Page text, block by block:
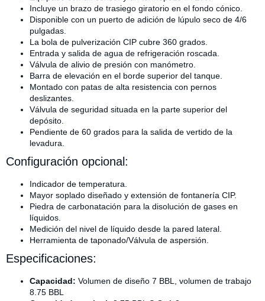
Incluye un brazo de trasiego giratorio en el fondo cónico.
Disponible con un puerto de adición de lúpulo seco de 4/6
pulgadas.
La bola de pulverización CIP cubre 360 grados.
Entrada y salida de agua de refrigeración roscada.
Válvula de alivio de presión con manómetro.
Barra de elevación en el borde superior del tanque.
Montado con patas de alta resistencia con pernos
deslizantes.
Válvula de seguridad situada en la parte superior del
depósito.
Pendiente de 60 grados para la salida de vertido de la
levadura.
Configuración opcional:
Indicador de temperatura.
Mayor soplado diseñado y extensión de fontanería CIP.
Piedra de carbonatación para la disolución de gases en
líquidos.
Medición del nivel de líquido desde la pared lateral.
Herramienta de taponado/Válvula de aspersión.
Especificaciones:
Capacidad: Volumen de diseño 7 BBL, volumen de trabajo
8.75 BBL